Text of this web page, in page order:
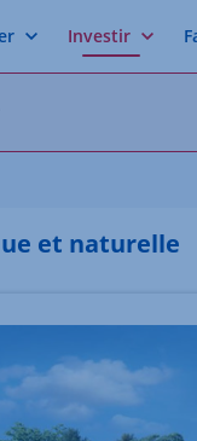
Investir
et naturelle